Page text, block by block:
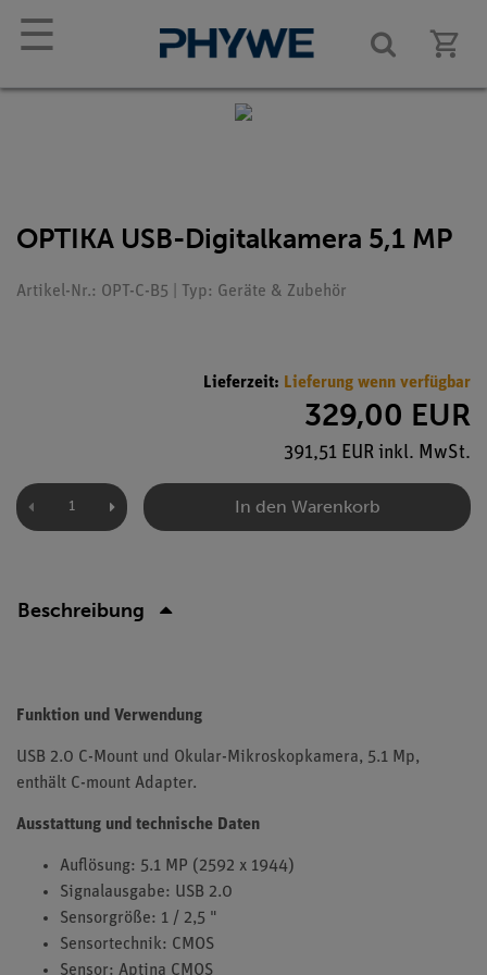
☰
OPTIKA USB-Digitalkamera 5,1 MP
Artikel-Nr.: OPT-C-B5 | Typ: Geräte & Zubehör
Lieferzeit: Lieferung wenn verfügbar
329,00 EUR
391,51 EUR inkl. MwSt.
In den Warenkorb
Beschreibung
Funktion und Verwendung
USB 2.0 C-Mount und Okular-Mikroskopkamera, 5.1 Mp,
enthält C-mount Adapter.
Ausstattung und technische Daten
Auflösung: 5.1 MP (2592 x 1944)
Signalausgabe: USB 2.0
Sensorgröße: 1 / 2,5 "
Sensortechnik: CMOS
Sensor: Aptina CMOS